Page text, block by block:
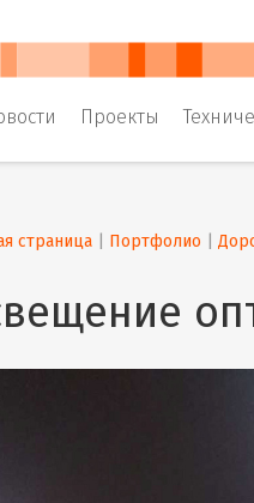
Проекты
страница Портфолио